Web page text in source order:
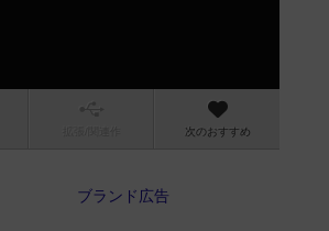
次のおすすめ